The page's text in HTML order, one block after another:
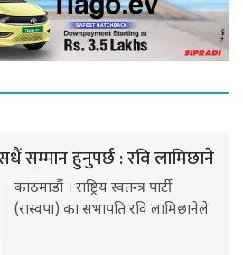
सम्मान हुनुपर्छ : रवि लामिछाने
काठमाडौं । राष्ट्रिय स्वतन्त्र पार्टी
(रास्वपा) का सभापति रवि लामिछानेले